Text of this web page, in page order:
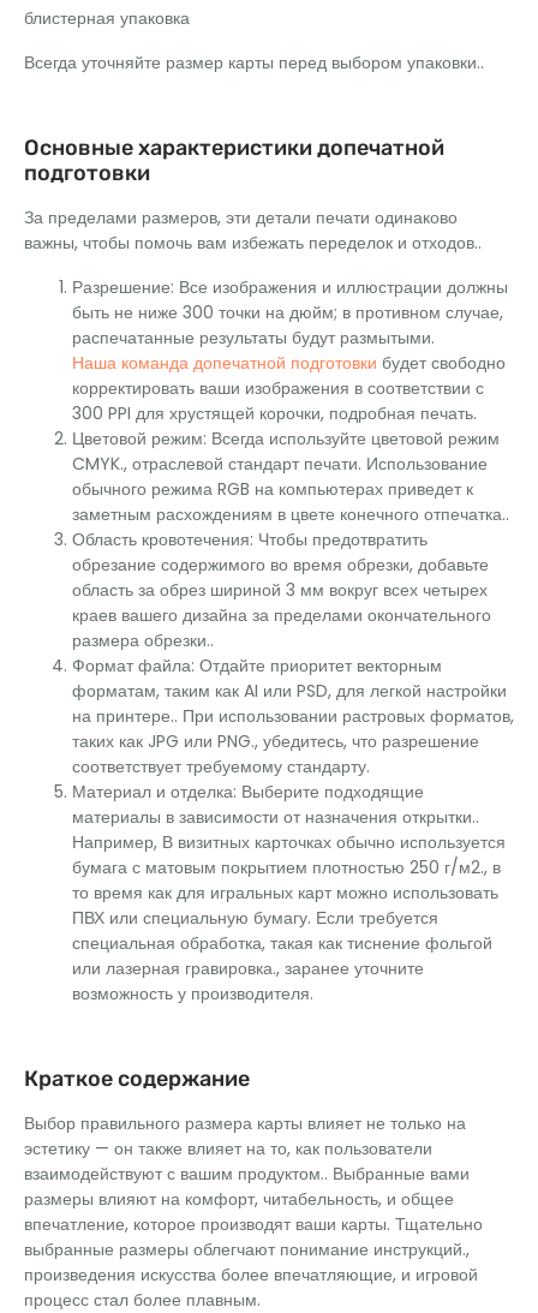
блистерная упаковка
Всегда уточняйте размер карты перед выбором упаковки..
Основные характеристики допечатной
подготовки
За пределами размеров, эти детали печати одинаково
важны, чтобы помочь вам избежать переделок и отходов..
Разрешение: Все изображения и иллюстрации должны
быть не ниже 300 точки на дюйм; в противном случае,
распечатанные результаты будут размытыми.
Наша команда допечатной подготовки будет свободно
корректировать ваши изображения в соответствии с
300 PPI для хрустящей корочки, подробная печать.
Цветовой режим: Всегда используйте цветовой режим
CMYK., отраслевой стандарт печати. Использование
обычного режима RGB на компьютерах приведет к
заметным расхождениям в цвете конечного отпечатка..
Область кровотечения: Чтобы предотвратить
обрезание содержимого во время обрезки, добавьте
область за обрез шириной 3 мм вокруг всех четырех
краев вашего дизайна за пределами окончательного
размера обрезки..
Формат файла: Отдайте приоритет векторным
форматам, таким как AI или PSD, для легкой настройки
на принтере.. При использовании растровых форматов,
таких как JPG или PNG., убедитесь, что разрешение
соответствует требуемому стандарту.
Материал и отделка: Выберите подходящие
материалы в зависимости от назначения открытки..
Например, В визитных карточках обычно используется
бумага с матовым покрытием плотностью 250 г/м2., в
то время как для игральных карт можно использовать
ПВХ или специальную бумагу. Если требуется
специальная обработка, такая как тиснение фольгой
или лазерная гравировка., заранее уточните
возможность у производителя.
Краткое содержание
Выбор правильного размера карты влияет не только на
эстетику — он также влияет на то, как пользователи
взаимодействуют с вашим продуктом.. Выбранные вами
размеры влияют на комфорт, читабельность, и общее
впечатление, которое производят ваши карты. Тщательно
выбранные размеры облегчают понимание инструкций.,
произведения искусства более впечатляющие, и игровой
процесс стал более плавным.